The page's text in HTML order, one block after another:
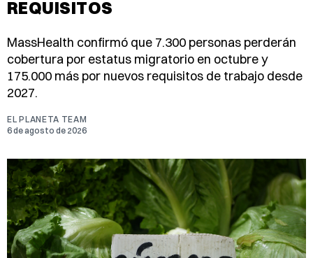
REQUISITOS
MassHealth confirmó que 7.300 personas perderán
cobertura por estatus migratorio en octubre y
175.000 más por nuevos requisitos de trabajo desde
2027.
EL PLANETA TEAM
6 de agosto de 2026